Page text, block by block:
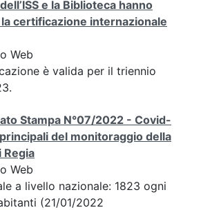
e la Biblioteca hanno
certificazione internazionale
Web
è valida per il triennio
Stampa N°07/2022 - Covid-
del monitoraggio della
Regia
Web
a livello nazionale: 1823 ogni
(21/01/2022